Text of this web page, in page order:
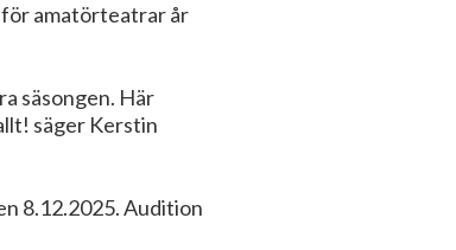
amatörteatrar år
säsongen. Här
säger Kerstin
8.12.2025. Audition